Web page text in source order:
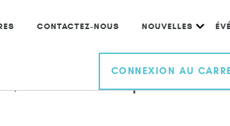
CONTACTEZ-NOUS NOUVELLES
CONNEXION AU
Educational Computer Network